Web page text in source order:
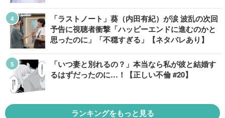
「ラストノート」葵（内田有紀）が涙 波乱の次回
予告に視聴者衝撃「ハッピーエンドに進むのかと
思ったのに」「不穏すぎる」【ネタバレあり】
「いつ妻と別れるの？」本当なら私が彼と結婚す
るはずだったのに…！【正しい不倫 #20】
ランキングをもっと見る